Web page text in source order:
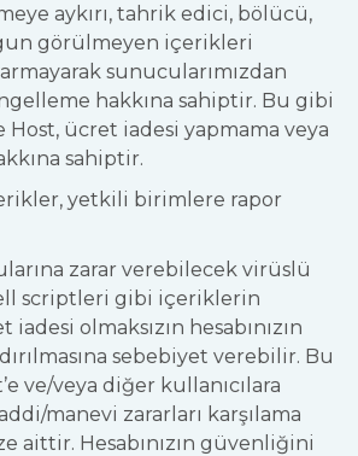
aykırı, tahrik edici, bölücü,
görülmeyen içerikleri
sunucularımızdan
hakkına sahiptir. Bu gibi
Host, ücret iadesi yapmama veya
sahiptir.
yetkili birimlere rapor
zarar verebilecek virüslü
scriptleri gibi içeriklerin
olmaksızın hesabınızın
sebebiyet verebilir. Bu
ve/veya diğer kullanıcılara
manevi zararları karşılama
aittir. Hesabınızın güvenliğini